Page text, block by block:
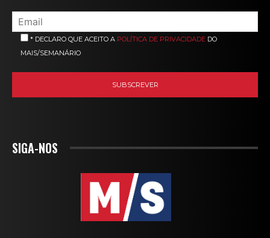
* DECLARO QUE ACEITO A POLÍTICA DE PRIVACIDADE DO
MAIS/SEMANÁRIO
SIGA-NOS